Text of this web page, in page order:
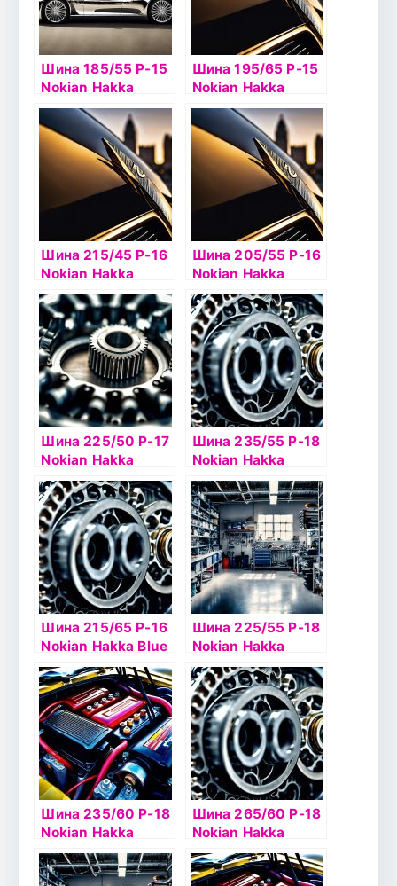
Шина 185/55 Р-15
Nokian Hakka
Blue2 86V б/к
Шина 195/65 Р-15
Nokian Hakka
Blue2 95V б/к
Шина 215/45 Р-16
Nokian Hakka
Blue2 XL 90V б/к
Шина 205/55 Р-16
Nokian Hakka
Blue2 XL 94V б/к
Шина 225/50 Р-17
Nokian Hakka
Blue2 XL 98W б/к
Шина 235/55 Р-18
Nokian Hakka
Blue2 SUV XL
100V
Шина 215/65 Р-16
Nokian Hakka Blue
SUV XL 102V
Шина 225/55 Р-18
Nokian Hakka
Blue2 SUV XL104H
б/к
Шина 235/60 Р-18
Nokian Hakka
Blue2 SUV 107H б/
к
Шина 265/60 Р-18
Nokian Hakka
Blue2 SUV 110Vб/к